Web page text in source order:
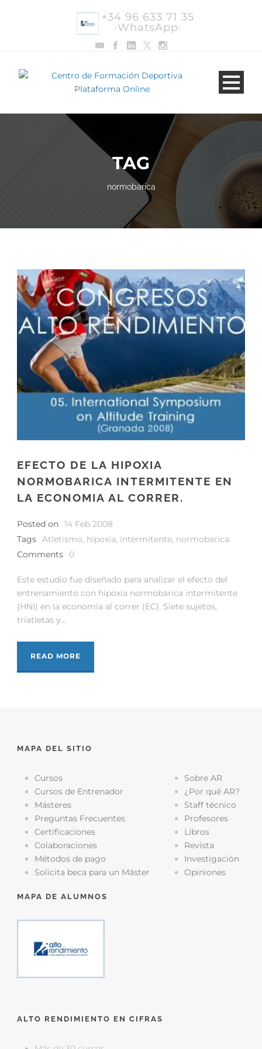
+34 96 633 71 35
·WhatsApp·
TAG
normobarica
EFECTO DE LA HIPOXIA
NORMOBARICA INTERMITENTE EN
LA ECONOMIA AL CORRER.
Posted on 14 Feb 2008
Tags Atletismo, hipoxia, intermitente, normobarica
Comments
0
Este estudio fue diseñado para analizar el efecto del
entrenamiento con hipoxia normobárica intermitente
(HNI) en la economía al correr (EC). Siete sujetos,
triatletas y...
READ MORE
MAPA DEL SITIO
Cursos
Cursos de Entrenador
Másteres
Preguntas Frecuentes
Certificaciones
Colaboraciones
Métodos de pago
Solicita beca para un Máster
Sobre AR
¿Por qué AR?
Staff técnico
Profesores
Libros
Revista
Investigación
Opiniones
MAPA DE ALUMNOS
ALTO RENDIMIENTO EN CIFRAS